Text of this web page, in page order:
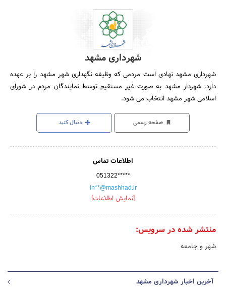
شهرداری مشهد
شهرداری مشهد نهادی است مردمی که وظیفه نگهداری شهر مشهد را بر عهده
دارد. شهردار مشهد به صورت غیر مستقیم توسط نمایندگان مردم در شورای
اسلامی شهر مشهد انتخاب می شود.
صفحه رسمی دنبال کنید
اطلاعات تماس
051322*****
in**@mashhad.ir
[نمایش اطلاعات]
منتشر شده در سرویس:
شهر و جامعه
آخرین اخبار شهرداری مشهد